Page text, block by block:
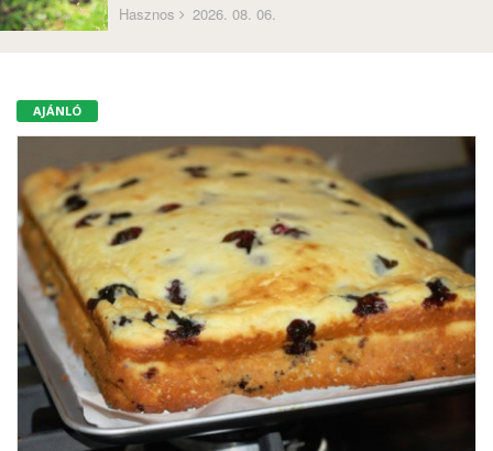
Hasznos 2026. 08. 06.
AJÁNLÓ